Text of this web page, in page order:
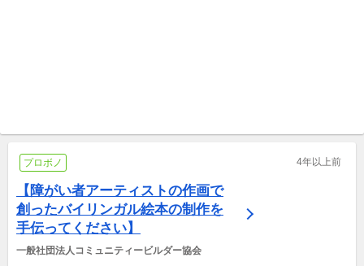
プロボノ 4年以上前
【障がい者アーティストの作画で
創ったバイリンガル絵本の制作を
手伝ってください】
一般社団法人コミュニティービルダー協会